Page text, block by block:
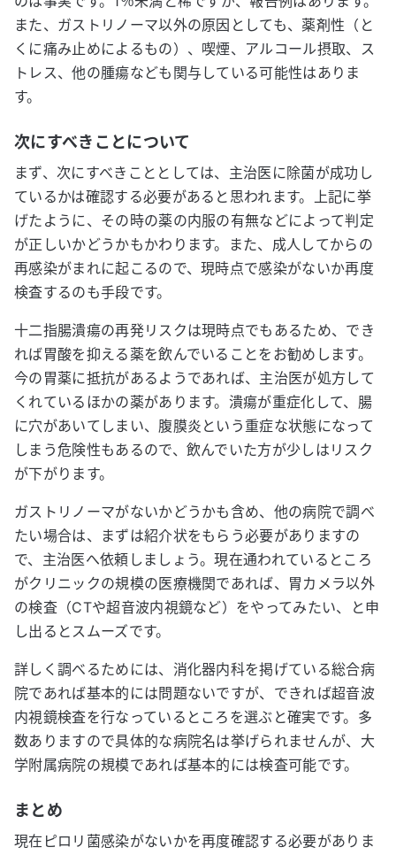
また、ガストリノーマ以外の原因としても、薬剤性（と
くに痛み止めによるもの）、喫煙、アルコール摂取、ス
トレス、他の腫瘍なども関与している可能性はありま
す。
次にすべきことについて
まず、次にすべきこととしては、主治医に除菌が成功し
ているかは確認する必要があると思われます。上記に挙
げたように、その時の薬の内服の有無などによって判定
が正しいかどうかもかわります。また、成人してからの
再感染がまれに起こるので、現時点で感染がないか再度
検査するのも手段です。
十二指腸潰瘍の再発リスクは現時点でもあるため、でき
れば胃酸を抑える薬を飲んでいることをお勧めします。
今の胃薬に抵抗があるようであれば、主治医が処方して
くれているほかの薬があります。潰瘍が重症化して、腸
に穴があいてしまい、腹膜炎という重症な状態になって
しまう危険性もあるので、飲んでいた方が少しはリスク
が下がります。
ガストリノーマがないかどうかも含め、他の病院で調べ
たい場合は、まずは紹介状をもらう必要がありますの
で、主治医へ依頼しましょう。現在通われているところ
がクリニックの規模の医療機関であれば、胃カメラ以外
の検査（CTや超音波内視鏡など）をやってみたい、と申
し出るとスムーズです。
詳しく調べるためには、消化器内科を掲げている総合病
院であれば基本的には問題ないですが、できれば超音波
内視鏡検査を行なっているところを選ぶと確実です。多
数ありますので具体的な病院名は挙げられませんが、大
学附属病院の規模であれば基本的には検査可能です。
まとめ
現在ピロリ菌感染がないかを再度確認する必要がありま